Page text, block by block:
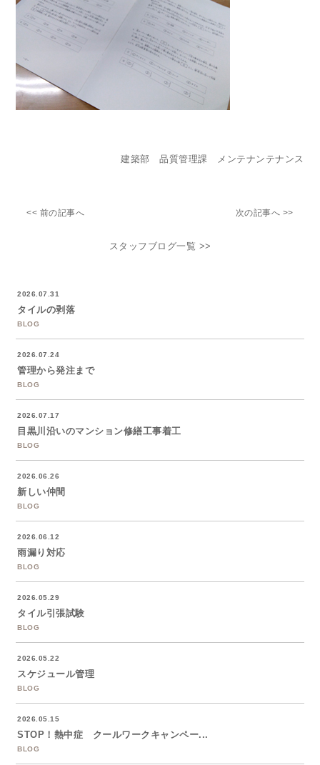
建築部 品質管理課 メンテナンテナンス
<< 前の記事へ 次の記事へ >>
スタッフブログ一覧 >>
2026.07.31
タイルの剥落
BLOG
2026.07.24
管理から発注まで
BLOG
2026.07.17
目黒川沿いのマンション修繕工事着工
BLOG
2026.06.26
新しい仲間
BLOG
2026.06.12
雨漏り対応
BLOG
2026.05.29
タイル引張試験
BLOG
2026.05.22
スケジュール管理
BLOG
2026.05.15
STOP！熱中症 クールワークキャンペー...
BLOG